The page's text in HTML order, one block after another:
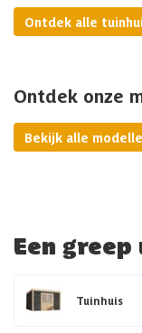
Ontdek alle
Ontdek onze
Bekijk alle
Een
Tuinhuis